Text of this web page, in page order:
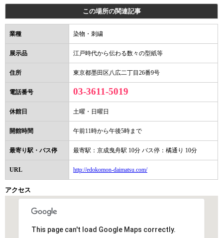
この場所の関連記事
業種 染物・刺繍
展示品 江戸時代から伝わる数々の型紙等
住所 東京都墨田区八広二丁目26番9号
電話番号 03-3611-5019
休館日 土曜・日曜日
開館時間 午前11時から午後5時まで
最寄り駅・バス停 最寄駅：京成曳舟駅 10分 バス停：橘通り 10分
URL http://edokomon-daimatsu.com/
アクセス
This page can't load Google Maps correctly.